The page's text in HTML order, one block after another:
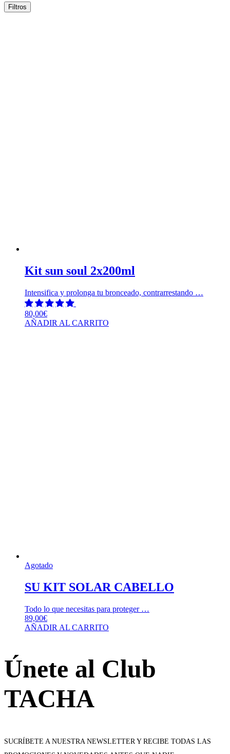
Filtros
Kit sun soul 2x200ml
Intensifica y prolonga tu bronceado, contrarrestando …
80,00€
AÑADIR AL CARRITO
Agotado
SU KIT SOLAR CABELLO
Todo lo que necesitas para proteger …
89,00€
AÑADIR AL CARRITO
Únete al Club
TACHA
SUCRÍBETE A NUESTRA NEWSLETTER Y RECIBE TODAS LAS